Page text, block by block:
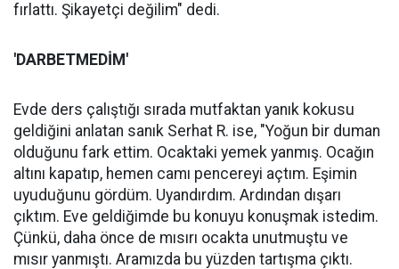
fırlattı. Şikayetçi değilim" dedi.
'DARBETMEDİM'
Evde ders çalıştığı sırada mutfaktan yanık kokusu
geldiğini anlatan sanık Serhat R. ise, "Yoğun bir duman
olduğunu fark ettim. Ocaktaki yemek yanmış. Ocağın
altını kapatıp, hemen camı pencereyi açtım. Eşimin
uyuduğunu gördüm. Uyandırdım. Ardından dışarı
çıktım. Eve geldiğimde bu konuyu konuşmak istedim.
Çünkü, daha önce de mısırı ocakta unutmuştu ve
mısır yanmıştı. Aramızda bu yüzden tartışma çıktı.